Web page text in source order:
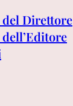
Direttore